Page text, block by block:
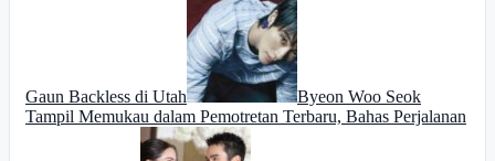
Gaun Backless di Utah
Byeon Woo Seok
Tampil Memukau dalam Pemotretan Terbaru, Bahas Perjalanan